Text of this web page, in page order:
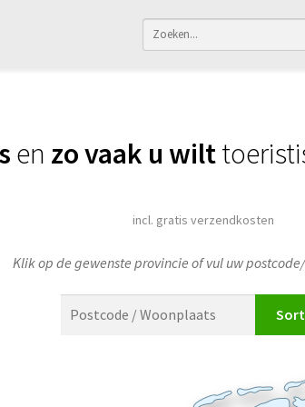
en zo vaak u wilt
incl. gratis verzendkosten
Klik op de gewenste provincie of vul uw